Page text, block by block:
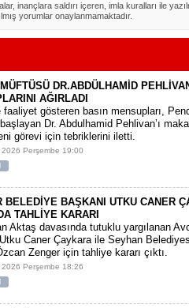
inançlara saldırı içeren, imla kuralları ile
yorumlar onaylanmamaktadır.
DR.ABDÜLHAMİD
AĞIRLADI
faaliyet gösteren basın mensupları,
Dr. Abdulhamid Pehlivan’ı
görevi için tebriklerini iletti.
Perşembe 19:00
BELEDİYE BAŞKANI UTKU CANER
TAHLİYE KARARI
Aktaş davasında tutuklu yargılanan
Caner Çaykara ile Seyhan
Zenger için tahliye kararı çıktı.
Perşembe 18:26